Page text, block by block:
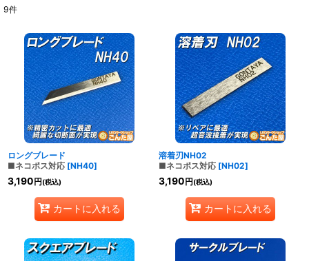
並び順 :
9件
ロングブレード
■ネコポス対応 [NH40]
3,190円(税込)
カートに入れる
溶着刃NH02
■ネコポス対応 [NH02]
3,190円(税込)
カートに入れる